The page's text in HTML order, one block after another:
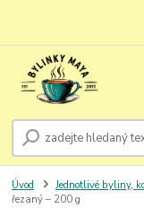
Úvod Jednotlivé byliny,
řezaný – 200 g